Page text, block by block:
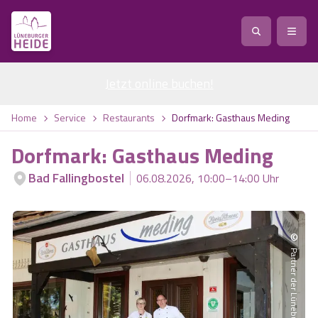
Service
Region / Orte
Veranstaltungen
Ausflugsziele
Karte
Natur
Natur
Heideblüte
Heideflächen
Naturpark Lüneburger Heide
Erlebnis
Erlebnis
Heide Park Resort
Barfußpark Egestorf
Vital
Vital
Wellness
Stadt
Stadt
Barriere­freiheits-Einstell­ungen
Anreise Abreise
Ort
Personen Kinder
Suchen
Home Service Restaurants Dorfmark: Gasthaus Meding
Dorfmark: Gasthaus Meding
Bad Fallingbostel 06.08.2026, 10:00–14:00 Uhr
©